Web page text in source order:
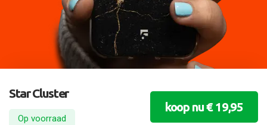
Star Cluster
Op voorraad
koop nu € 19,95